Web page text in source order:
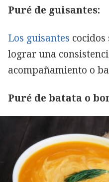
Puré de guisantes:
Los guisantes cocidos
lograr una
acompañamiento o
Puré de batata o